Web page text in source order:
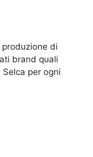
di
brand quali
per ogni